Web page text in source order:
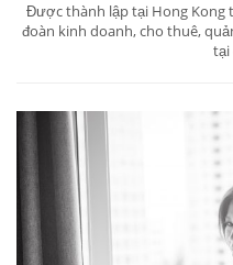
Được thành lập tại Hong Kong
đoàn kinh doanh, cho thuê,
tại